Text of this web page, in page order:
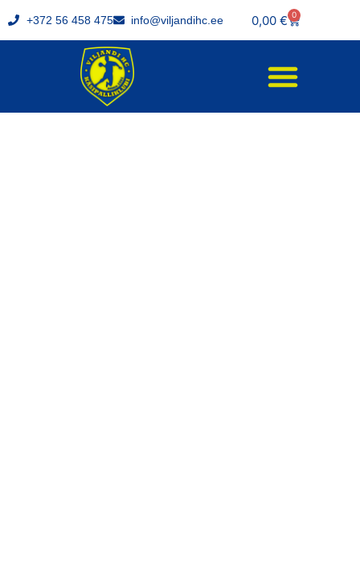
+372 56 458 475 info@viljandihc.ee 0,00 € 0